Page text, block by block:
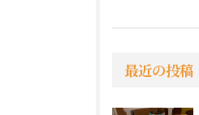
最近の投稿